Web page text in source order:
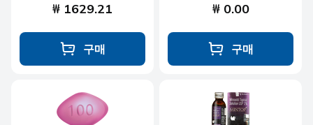
₩ 1629.21
구매
₩ 0.00
구매